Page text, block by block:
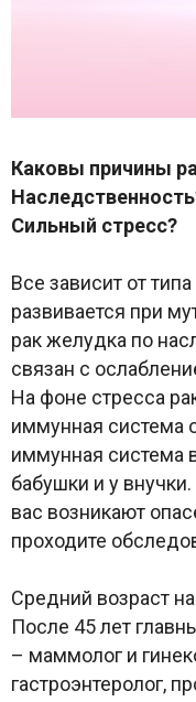
Каковы причины
Сильный стресс?
Все зависит от
развивается при
рак желудка по
связан с
На фоне стресса
иммунная система
иммунная система
бабушки и у
вас возникают
проходите
Средний возраст
После 45 лет
– маммолог и
гастроэнтеролог,